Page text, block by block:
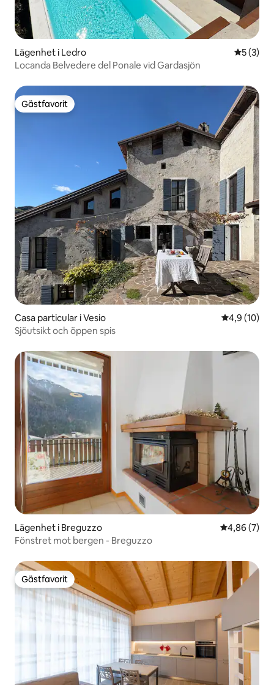
Lägenhet i Ledro 5 av 5 i
5 (3)
Locanda Belvedere del Ponale vid Gardasjön
Gästfavorit
Gästfavorit
Casa particular i Vesio 4,9 av 5 i
4,9 (10)
Sjöutsikt och öppen spis
Lägenhet i Breguzzo 4,86 av 5 i
4,86 (7)
Fönstret mot bergen - Breguzzo
Gästfavorit
Gästfavorit